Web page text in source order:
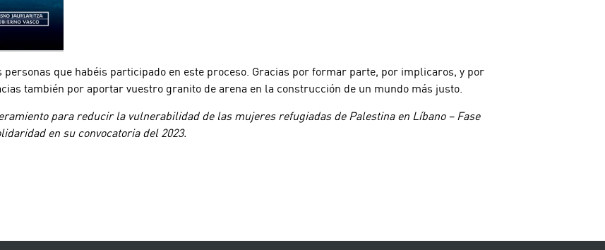
que habéis participado en este proceso. Gracias por formar parte, por implicaros, y por
también por aportar vuestro granito de arena en la construcción de un mundo más justo.
para reducir la vulnerabilidad de las mujeres refugiadas de Palestina en Líbano – Fase
en su convocatoria del 2023.